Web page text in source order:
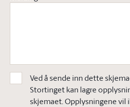
Ved å sende inn dette
Stortinget kan lagre
skjemaet. Opplysningene